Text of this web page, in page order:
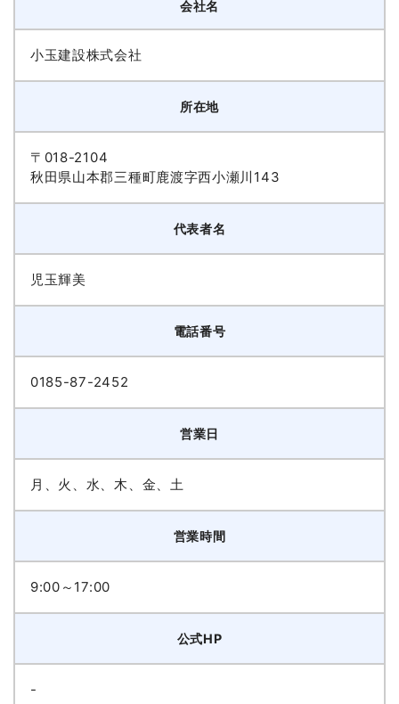
会社名
小玉建設株式会社
所在地
〒018-2104
秋田県山本郡三種町鹿渡字西小瀬川143
代表者名
児玉輝美
電話番号
0185-87-2452
営業日
月、火、水、木、金、土
営業時間
9:00～17:00
公式HP
-